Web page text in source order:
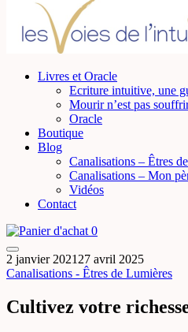
Livres et Oracle
Ecriture intuitive, une
Mourir n’est pas
Oracle
Boutique
Blog
Canalisations – Êtres
Canalisations – Mon
Vidéos
Contact
0
2 janvier 2021 27 avril 2025
Canalisations - Êtres de Lumières
Cultivez votre